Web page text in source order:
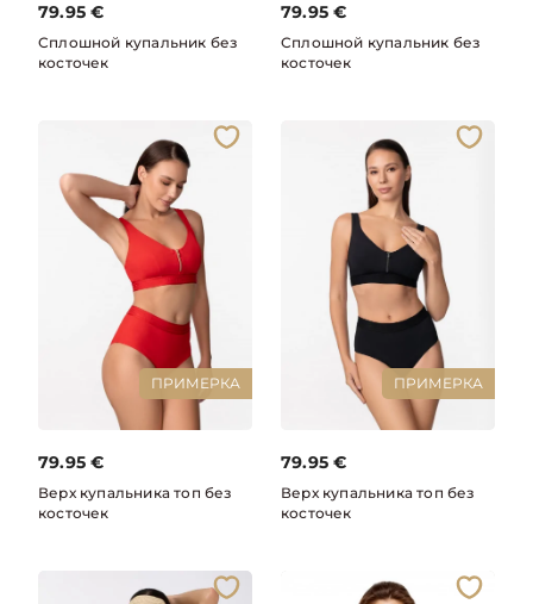
79.95 €
Сплошной купальник без
косточек
79.95 €
Сплошной купальник без
косточек
ПРИМЕРКА
79.95 €
Верх купальника топ без
косточек
ПРИМЕРКА
79.95 €
Верх купальника топ без
косточек